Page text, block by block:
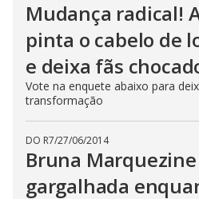
Mudança radical!
pinta o cabelo de
e deixa fãs
Vote na enquete abaixo para
transformação
DO R7/27/06/2014
Bruna
gargalhada